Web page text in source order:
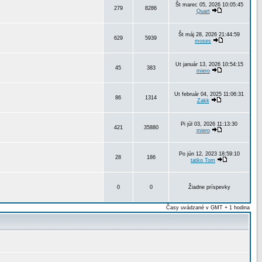
279 8286
Št marec 05, 2026 10:05:45
Quart
629 5939
Št máj 28, 2026 21:44:59
moses
45 383
Ut január 13, 2026 10:54:15
miero
86 1314
Ut február 04, 2025 11:06:31
Zakk
421 35880
Pi júl 03, 2026 11:13:30
miero
28 186
Po jún 12, 2023 18:59:10
tatko Tom
0 0 Žiadne príspevky
Časy uvádzané v GMT + 1 hodina